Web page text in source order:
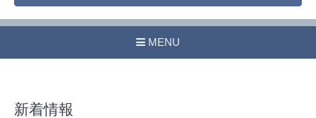
MENU
新着情報